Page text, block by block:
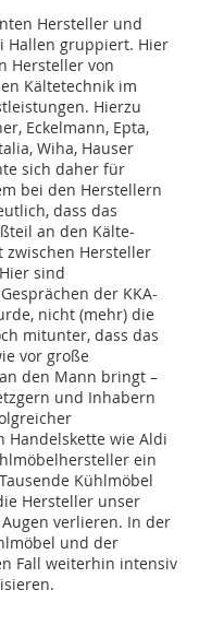
Hersteller und
Hallen gruppiert. Hier
Hersteller von
Kältetechnik im
Hierzu
Eckelmann, Epta,
Wiha, Hauser
sich daher für
bei den Herstellern
dass das
an den Kälte-
Hersteller
sind
der KKA-
nicht (mehr) die
mitunter, dass das
vor große
den Mann bringt –
und Inhabern
Handelskette wie Aldi
ein
Kühlmöbel
Hersteller unser
verlieren. In der
und der
Fall weiterhin intensiv